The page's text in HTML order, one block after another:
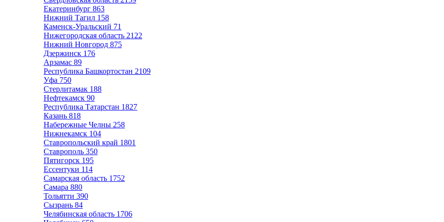
Екатеринбург 863
Нижний Тагил 158
Каменск-Уральский 71
Нижегородская область 2122
Нижний Новгород 875
Дзержинск 176
Арзамас 89
Республика Башкортостан 2109
Уфа 750
Стерлитамак 188
Нефтекамск 90
Республика Татарстан 1827
Казань 818
Набережные Челны 258
Нижнекамск 104
Ставропольский край 1801
Ставрополь 350
Пятигорск 195
Ессентуки 114
Самарская область 1752
Самара 880
Тольятти 390
Сызрань 84
Челябинская область 1706